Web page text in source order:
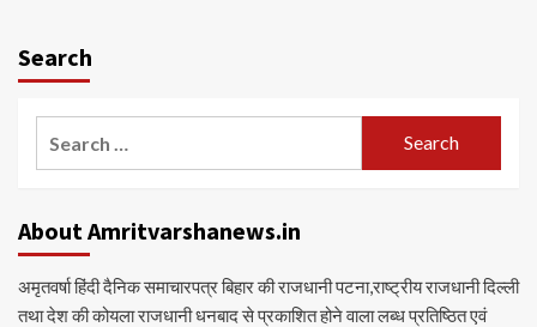
Search
About Amritvarshanews.in
अमृतवर्षा हिंदी दैनिक समाचारपत्र बिहार की राजधानी पटना,राष्ट्रीय राजधानी दिल्ली
तथा देश की कोयला राजधानी धनबाद से प्रकाशित होने वाला लब्ध प्रतिष्ठित एवं